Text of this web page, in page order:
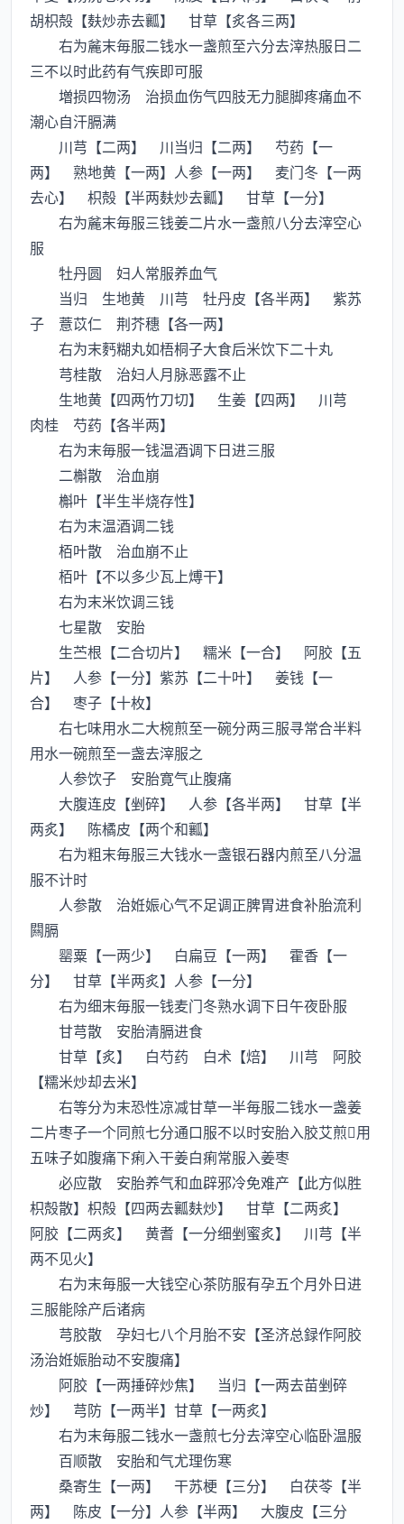
胡枳殻【麸炒赤去瓤】 甘草【炙各三两】
右为麄末毎服二钱水一盏煎至六分去滓热服日二
三不以时此药有气疾即可服
増损四物汤 治损血伤气四肢无力腿脚疼痛血不
潮心自汗膈满
川芎【二两】 川当归【二两】 芍药【一
两】 熟地黄【一两】人参【一两】 麦门冬【一两
去心】 枳殻【半两麸炒去瓤】 甘草【一分】
右为麄末毎服三钱姜二片水一盏煎八分去滓空心
服
牡丹圆 妇人常服养血气
当归 生地黄 川芎 牡丹皮【各半两】 紫苏
子 薏苡仁 荆芥穗【各一两】
右为末麫糊丸如梧桐子大食后米饮下二十丸
芎桂散 治妇人月脉恶露不止
生地黄【四两竹刀切】 生姜【四两】 川芎
肉桂 芍药【各半两】
右为末毎服一钱温酒调下日进三服
二槲散 治血崩
槲叶【半生半烧存性】
右为末温酒调二钱
栢叶散 治血崩不止
栢叶【不以多少瓦上煿干】
右为末米饮调三钱
七星散 安胎
生苎根【二合切片】 糯米【一合】 阿胶【五
片】 人参【一分】紫苏【二十叶】 姜钱【一
合】 枣子【十枚】
右七味用水二大椀煎至一碗分两三服寻常合半料
用水一碗煎至一盏去滓服之
人参饮子 安胎寛气止腹痛
大腹连皮【剉碎】 人参【各半两】 甘草【半
两炙】 陈橘皮【两个和瓤】
右为粗末毎服三大钱水一盏银石器内煎至八分温
服不计时
人参散 治姙娠心气不足调正脾胃进食补胎流利
闗膈
罂粟【一两少】 白扁豆【一两】 霍香【一
分】 甘草【半两炙】人参【一分】
右为细末毎服一钱麦门冬熟水调下日午夜卧服
甘芎散 安胎清膈进食
甘草【炙】 白芍药 白术【焙】 川芎 阿胶
【糯米炒却去米】
右等分为末恐性凉减甘草一半毎服二钱水一盏姜
二片枣子一个同煎七分通口服不以时安胎入胶艾煎用
五味子如腹痛下痢入干姜白痢常服入姜枣
必应散 安胎养气和血辟邪冷免难产【此方似胜
枳殻散】枳殻【四两去瓤麸炒】 甘草【二两炙】
阿胶【二两炙】 黄耆【一分细剉蜜炙】 川芎【半
两不见火】
右为末毎服一大钱空心茶防服有孕五个月外日进
三服能除产后诸病
芎胶散 孕妇七八个月胎不安【圣济总録作阿胶
汤治姙娠胎动不安腹痛】
阿胶【一两捶碎炒焦】 当归【一两去苗剉碎
炒】 芎防【一两半】甘草【一两炙】
右为末毎服二钱水一盏煎七分去滓空心临卧温服
百顺散 安胎和气尤理伤寒
桑寄生【一两】 干苏梗【三分】 白茯苓【半
两】 陈皮【一分】人参【半两】 大腹皮【三分